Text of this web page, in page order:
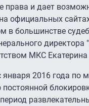
права и дает
официальных
в большинстве
МКС
января 2016 года по